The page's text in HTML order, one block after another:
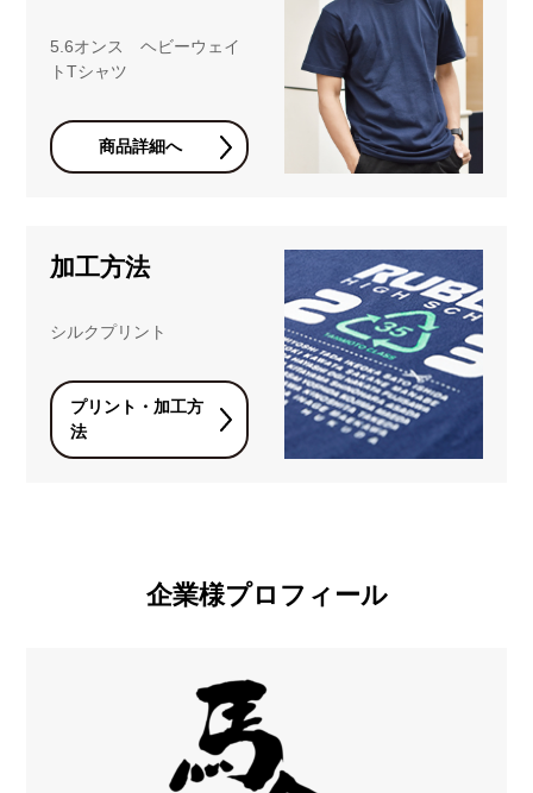
5.6オンス ヘビーウェイ
トTシャツ
商品詳細へ
加工方法
シルクプリント
プリント・加工方
法
企業様プロフィール